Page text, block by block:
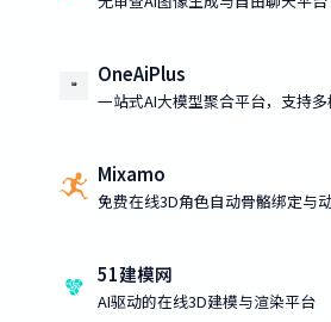
OneAiPlus
一站式AI大模型聚合平台，支持
Mixamo
免费在线3D角色自动骨骼绑定与
51建模网
AI驱动的在线3D建模与渲染平台